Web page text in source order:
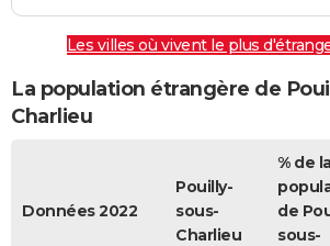
Les villes où vivent le plus
La population étrangère de
Charlieu
Données 2022
Pouilly-
sous-
Charlieu
% de la
de
sous-